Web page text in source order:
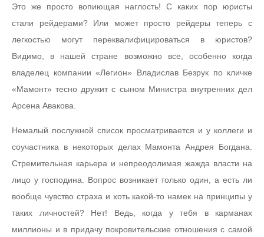
Это же просто вопиющая наглость! С каких пор юристы
стали рейдерами? Или может просто рейдеры теперь с
легкостью могут переквалифицироваться в юристов?
Видимо, в нашей стране возможно все, особенно когда
владелец компании «Легион» Владислав Безрук по кличке
«Мамонт» тесно дружит с сыном Министра внутренних дел
Арсена Авакова.
Немалый послужной список просматривается и у коллеги и
соучастника в некоторых делах Мамонта Андрея Богдана.
Стремительная карьера и непреодолимая жажда власти на
лицо у господина. Вопрос возникает только один, а есть ли
вообще чувство страха и хоть какой-то намек на принципы у
таких личностей? Нет! Ведь, когда у тебя в карманах
миллионы и в придачу покровительские отношения с самой